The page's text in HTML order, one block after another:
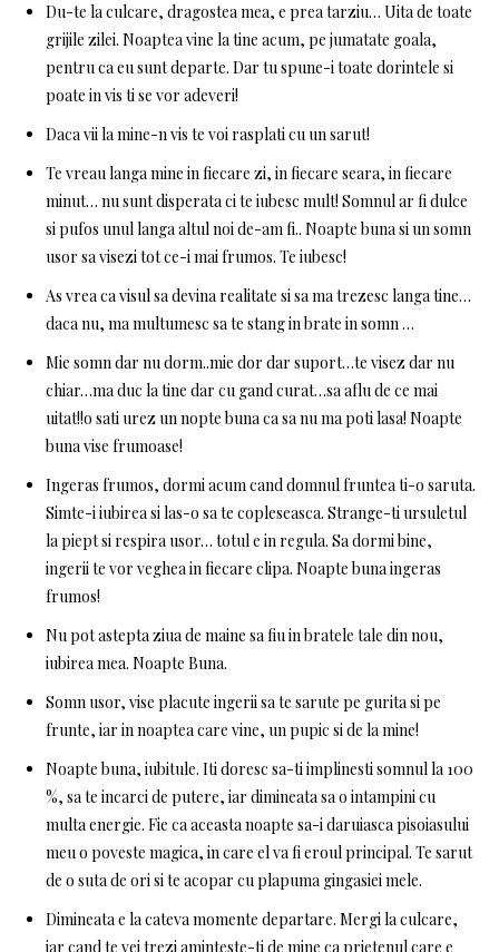
Du-te la culcare, dragostea mea, e prea tarziu… Uita de toate
grijile zilei. Noaptea vine la tine acum, pe jumatate goala,
pentru ca eu sunt departe. Dar tu spune-i toate dorintele si
poate in vis ti se vor adeveri!
Daca vii la mine-n vis te voi rasplati cu un sarut!
Te vreau langa mine in fiecare zi, in fiecare seara, in fiecare
minut… nu sunt disperata ci te iubesc mult! Somnul ar fi dulce
si pufos unul langa altul noi de-am fi.. Noapte buna si un somn
usor sa visezi tot ce-i mai frumos. Te iubesc!
As vrea ca visul sa devina realitate si sa ma trezesc langa tine…
daca nu, ma multumesc sa te stang in brate in somn …
Mie somn dar nu dorm..mie dor dar suport…te visez dar nu
chiar…ma duc la tine dar cu gand curat…sa aflu de ce mai
uitat!!o sati urez un nopte buna ca sa nu ma poti lasa! Noapte
buna vise frumoase!
Ingeras frumos, dormi acum cand domnul fruntea ti-o saruta.
Simte-i iubirea si las-o sa te copleseasca. Strange-ti ursuletul
la piept si respira usor… totul e in regula. Sa dormi bine,
ingerii te vor veghea in fiecare clipa. Noapte buna ingeras
frumos!
Nu pot astepta ziua de maine sa fiu in bratele tale din nou,
iubirea mea. Noapte Buna.
Somn usor, vise placute ingerii sa te sarute pe gurita si pe
frunte, iar in noaptea care vine, un pupic si de la mine!
Noapte buna, iubitule. Iti doresc sa-ti implinesti somnul la 100
%, sa te incarci de putere, iar dimineata sa o intampini cu
multa energie. Fie ca aceasta noapte sa-i daruiasca pisoiasului
meu o poveste magica, in care el va fi eroul principal. Te sarut
de o suta de ori si te acopar cu plapuma gingasiei mele.
Dimineata e la cateva momente departare. Mergi la culcare,
iar cand te vei trezi aminteste-ti de mine ca prietenul care e